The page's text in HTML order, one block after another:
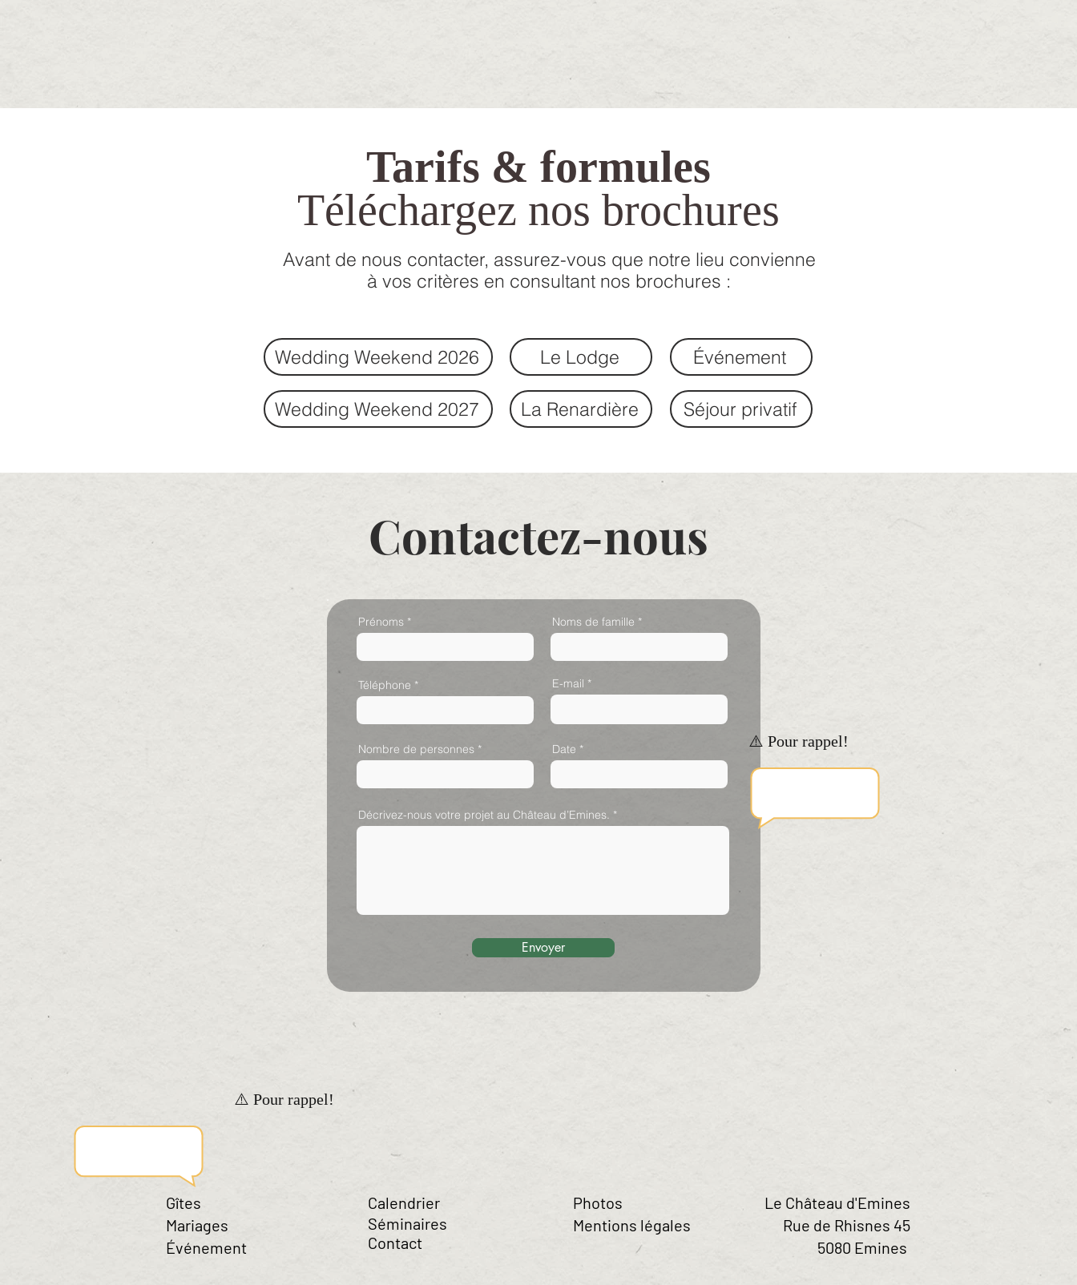
Tarifs & formules
Téléchargez nos brochures
Avant de nous contacter, assurez-vous que notre lieu convienne
à vos critères en consultant nos brochures :
Wedding Weekend 2026 Le Lodge Événement
Wedding Weekend 2027 La Renardière Séjour privatif
Contactez-nous
Prénoms Noms de famille
Téléphone E-mail
Nombre de personnes Date
Décrivez-nous votre projet au Château d’Emines.
Envoyer
⚠️ Pour rappel!
⚠️ Pour rappel!
Photos
Gîtes Calendrier
Le Château d'Emines
Rue de Rhisnes 45
5080 Emines
Contact
Mentions légales
Mariages
Événement
Séminaires